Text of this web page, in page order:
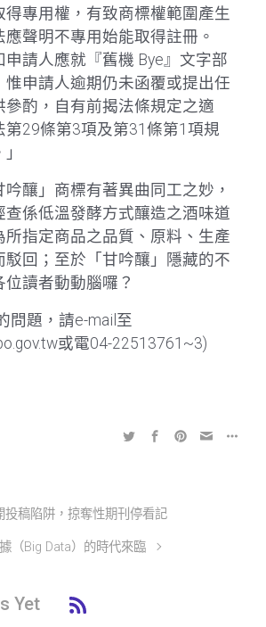
得專用權，有致商標權範圍產生
聲明不專用始能取得註冊。
申請人應就『舊機 Bye』文字部
惟申請人逾期仍未函覆或提出任
參酌，自有前揭法條規定之適
第29條第3項及第31條第1項規
釀」商標有著異曲同工之妙，
查係低溫發酵方式釀造之酒味道
所指定商品之品質、原料、生產
駁回；至於「甘吟釀」隱藏的不
讀者動動腦囉？
問題，請e-mail至
或電04-22513761~3)
投稿陷阱，掠奪性期刊停看記
（Big Data）的時代來臨
Yet